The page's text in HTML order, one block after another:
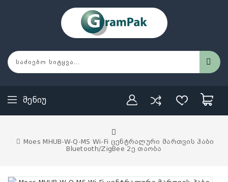
Მენიუ
Moes MHUB-W-Q-MS Wi-Fi ცენტრალური მართვის ჰაბი
Bluetooth/ZigBee 2ე თაობა